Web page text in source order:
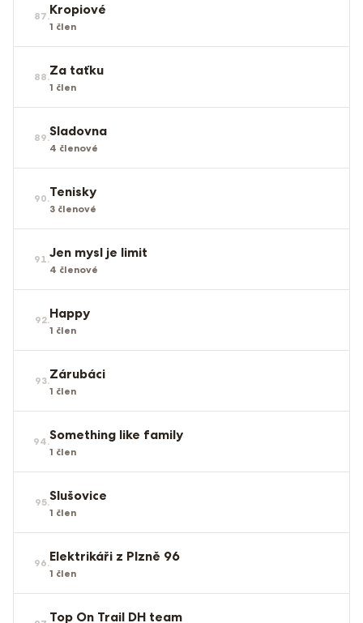
87.Kropiové
1 člen
88.Za taťku
1 člen
89.Sladovna
4 členové
90.Tenisky
3 členové
91.Jen mysl je limit
4 členové
92.Happy
1 člen
93.Zárubáci
1 člen
94.Something like family
1 člen
95.Slušovice
1 člen
96.Elektrikáři z Plzně 96
1 člen
Top On Trail DH team